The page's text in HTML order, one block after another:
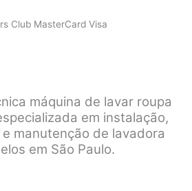
Club MasterCard Visa
máquina de lavar roupa
em instalação,
manutenção de lavadora
em São Paulo.